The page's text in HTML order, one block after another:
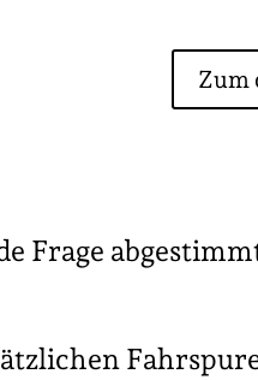
Zum
Frage